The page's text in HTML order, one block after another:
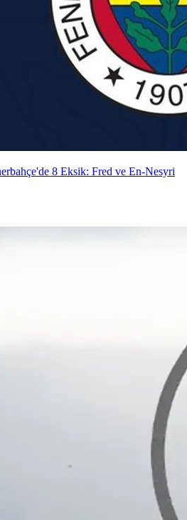
8 Eksik: Fred ve En-Nesyri